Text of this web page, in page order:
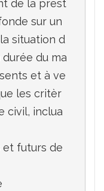
de la prest
sur un
situation d
du ma
et à ve
les critèr
civil, inclua
et futurs de